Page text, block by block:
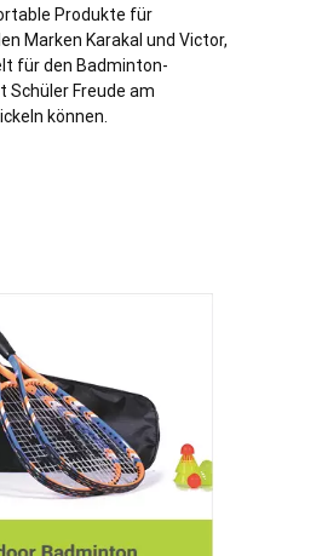
Produkte für
Marken Karakal und Victor,
für den Badminton-
Schüler Freude am
können.